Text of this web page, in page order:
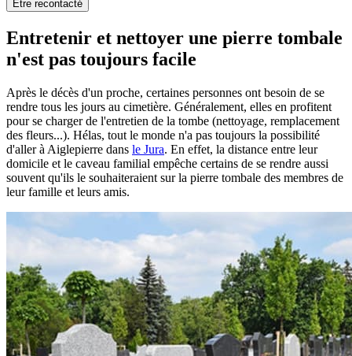
Être recontacté
Entretenir et nettoyer une pierre tombale
n'est pas toujours facile
Après le décès d'un proche, certaines personnes ont besoin de se
rendre tous les jours au cimetière. Généralement, elles en profitent
pour se charger de l'entretien de la tombe (nettoyage, remplacement
des fleurs...). Hélas, tout le monde n'a pas toujours la possibilité
d'aller à Aiglepierre dans le Jura. En effet, la distance entre leur
domicile et le caveau familial empêche certains de se rendre aussi
souvent qu'ils le souhaiteraient sur la pierre tombale des membres de
leur famille et leurs amis.